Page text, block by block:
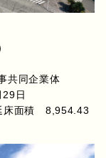
共同企業体
日
床面積 8,954.43